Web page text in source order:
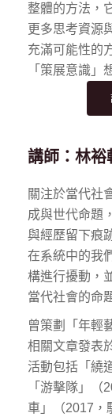
整體的方法，
更多思考資源
充滿可能性的
「策展意識」
講師：林裕
關注於當代社
成與世代命題
與經歷留下痕
在系統中的我
構進行擾動，
當代社會的命
曾策劃「年輕
相關文章發表
活動包括「繞
「游擊隊」（
車」（2017，